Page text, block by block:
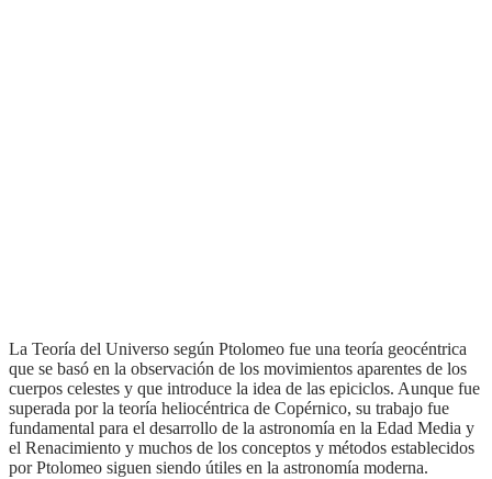
la Teoría del Universo según Ptolomeo fue una teoría geocéntrica
que se basó en la observación de los movimientos aparentes de los
cuerpos celestes y que introduce la idea de las epiciclos. Aunque fue
superada por la teoría heliocéntrica de Copérnico, su trabajo fue
fundamental para el desarrollo de la astronomía en la Edad Media y
el Renacimiento y muchos de los conceptos y métodos establecidos
por Ptolomeo siguen siendo útiles en la astronomía moderna.